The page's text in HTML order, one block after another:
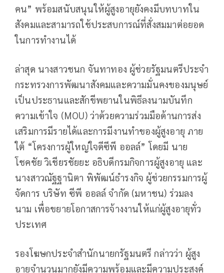
คน” พร้อมสนับสนุนให้ผู้สูงอายุยังคงมีบทบาทใน
สังคมและสามารถใช้ประสบการณ์ที่สั่งสมมาต่อยอด
ในการทำงานได้
ล่าสุด นางสาวชนก จันทาทอง ผู้ช่วยรัฐมนตรีประจำ
กระทรวงการพัฒนาสังคมและความมั่นคงของมนุษย์
เป็นประธานและสักขีพยานในพิธีลงนามบันทึก
ความเข้าใจ (MOU) ว่าด้วยความร่วมมือด้านการส่ง
เสริมการมีรายได้และการมีงานทำของผู้สูงอายุ ภาย
ใต้ “โครงการผู้ใหญ่ใจดีซีพี ออลล์” โดยมี นาย
โชคชัย วิเชียรชัยยะ อธิบดีกรมกิจการผู้สูงอายุ และ
นางสาวณัฐฐานิตา พิพัฒน์ธำรงกิจ ผู้ช่วยกรรมการผู้
จัดการ บริษัท ซีพี ออลล์ จำกัด (มหาชน) ร่วมลง
นาม เพื่อขยายโอกาสการจ้างงานให้แก่ผู้สูงอายุทั่ว
ประเทศ
รองโฆษกประจำสำนักนายกรัฐมนตรี กล่าวว่า ผู้สูง
อายุจำนวนมากยังมีความพร้อมและมีความประสงค์